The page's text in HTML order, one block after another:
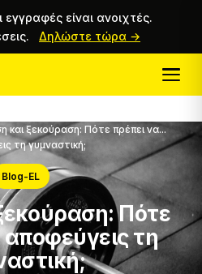
εγγραφές είναι ανοιχτές.
Δηλώστε τώρα →
και ξεκούραση: Πότε πρέπει να...
τη γυμναστική;
Blog-EL
Πότε
αποφεύγεις τη